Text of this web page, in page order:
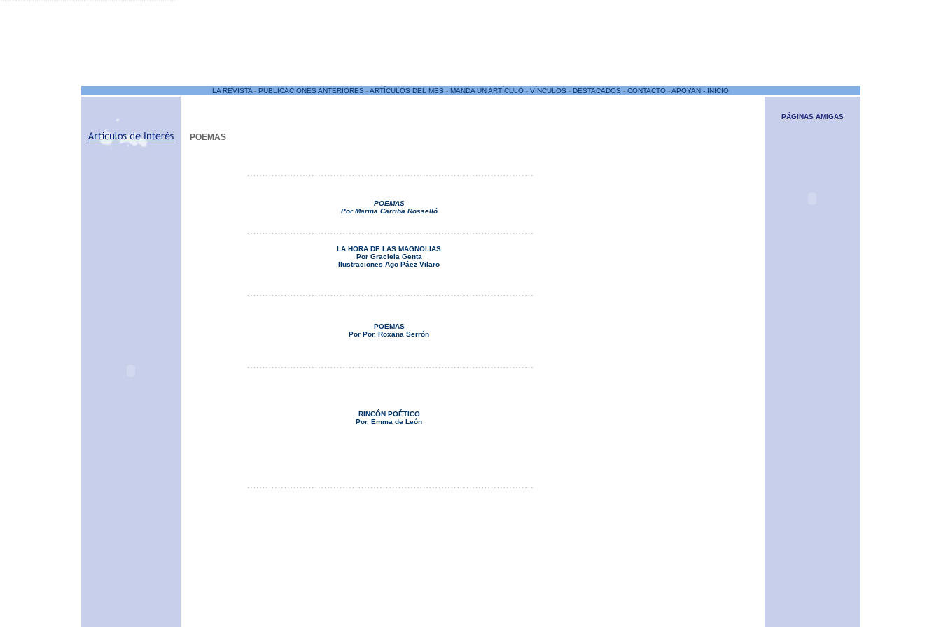
LA REVISTA - PUBLICACIONES ANTERIORES -ARTÍCULOS DEL MES - MANDA UN ARTÍCULO - VÍNCULOS - DESTACADOS - CONTACTO -APOYAN - INICIO
POEMAS
POEMAS
Por Marina Carriba Rosselló
LA HORA DE LAS MAGNOLIAS
Por Graciela Genta
Ilustraciones Ago Páez Vilaro
POEMAS
Por Por. Roxana Serrón
RINCÓN POÉTICO
Por. Emma de León
PÁGINAS AMIGAS